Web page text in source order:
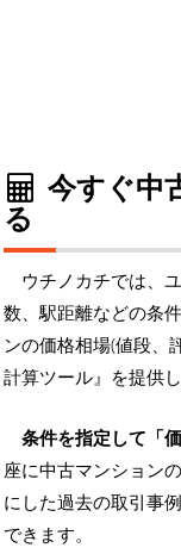
今すぐ中
る
ウチノカチでは、
数、駅距離などの条
ンの価格相場(値段、
計算ツール』を提供し
条件を指定して「
座に中古マンション
にした過去の取引事
できます。